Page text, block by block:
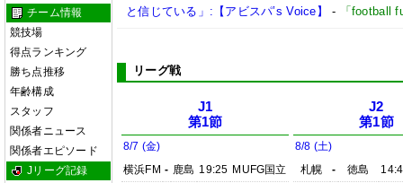
チーム情報
競技場
得点ランキング
勝ち点推移
年齢構成
スタッフ
関係者ニュース
関係者エピソード
Jリーグ記録
と信じている」:【アビスパ’s Voice】
- 「football
リーグ戦
J1
第1節
8/7 (金)
横浜FM - 鹿島 19:25 MUFG国立
J2
第1節
8/8 (土)
札幌
- 徳島